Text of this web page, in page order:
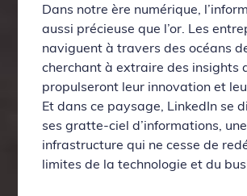
Dans notre ère numérique,
aussi précieuse que l’or. Les
naviguent à travers des océans
cherchant à extraire des insights
propulseront leur innovation et
Et dans ce paysage, LinkedIn se
ses gratte-ciel d’informations, une
infrastructure qui ne cesse de
limites de la technologie et du